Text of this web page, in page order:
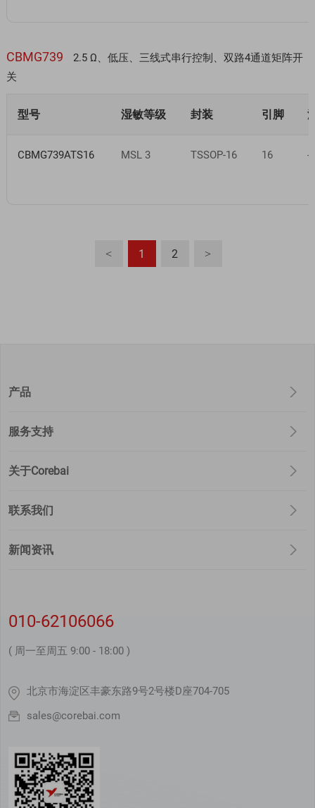
CBMG739
2.5 Ω、低压、三线式串行控制、双路4通道矩阵开
关
型号 湿敏等级 封装 引脚
CBMG739ATS16 MSL 3 TSSOP-16 16 -
< 1 2 >
产品
服务支持
关于Corebai
联系我们
新闻资讯
010-62106066
( 周一至周五 9:00 - 18:00 )
北京市海淀区丰豪东路9号2号楼D座704-705
sales@corebai.com